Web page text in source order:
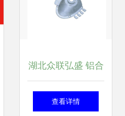
湖北众联弘盛 铝合
金压铸领域的专业
查看详情